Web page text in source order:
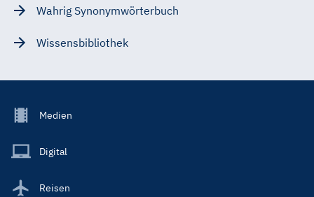
Wahrig Synonymwörterbuch
Wissensbibliothek
Footer
Main
Medien
Digital
Reisen